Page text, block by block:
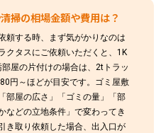
掃の相場金額や費用は？
頼する時、まず気がかりなのは
クタスにご依頼いただくと、1K
屋の片付けの場合は、2tトラッ
円～ほどが目安です。ゴミ屋敷
部屋の広さ」「ゴミの量」「部
などの立地条件」で変わってき
き取り依頼した場合、出入口が